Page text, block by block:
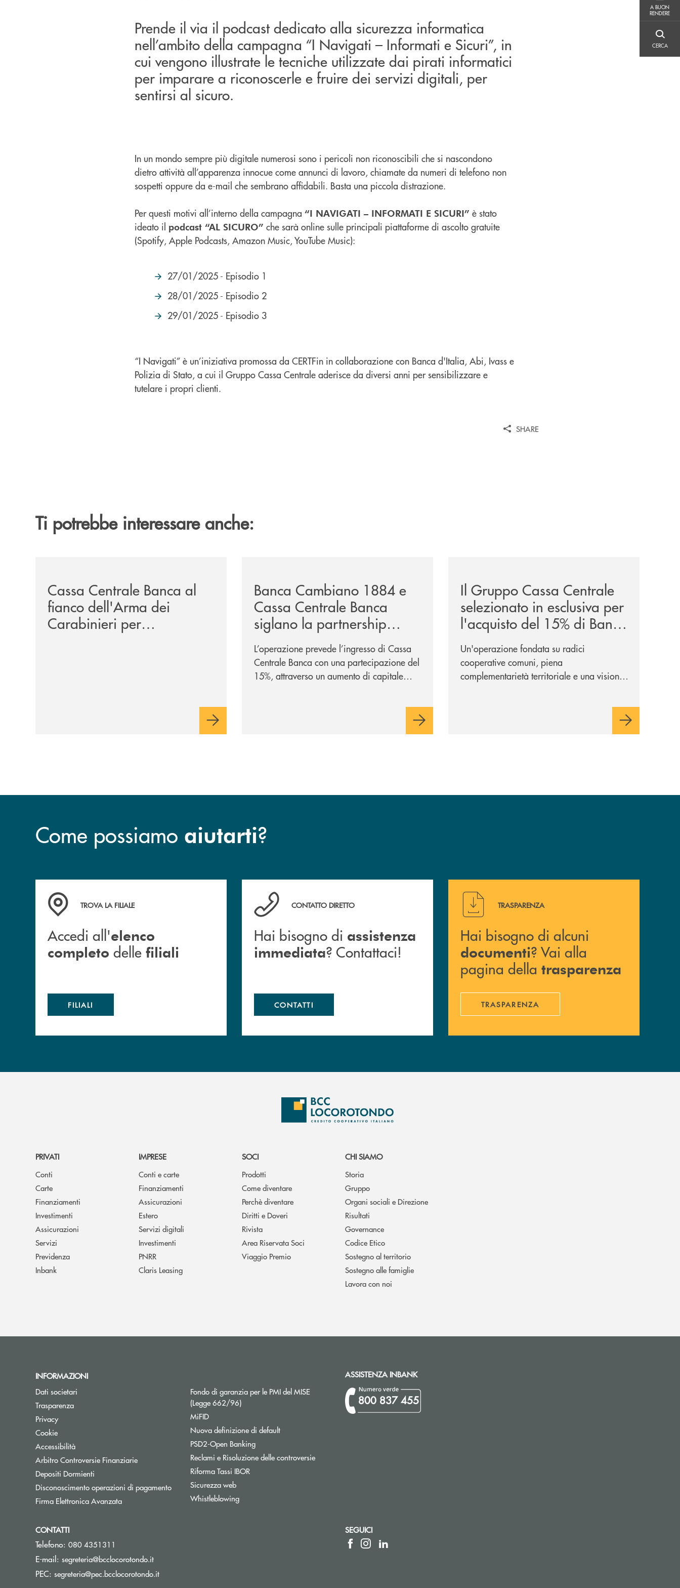
A BUON
RENDERE
CERCA
Prende il via il podcast dedicato alla sicurezza informatica
nell’ambito della campagna “I Navigati – Informati e Sicuri”, in
cui vengono illustrate le tecniche utilizzate dai pirati informatici
per imparare a riconoscerle e fruire dei servizi digitali, per
sentirsi al sicuro.
In un mondo sempre più digitale numerosi sono i pericoli non riconoscibili che si nascondono
dietro attività all’apparenza innocue come annunci di lavoro, chiamate da numeri di telefono non
sospetti oppure da e-mail che sembrano affidabili. Basta una piccola distrazione.
Per questi motivi all’interno della campagna “I NAVIGATI – INFORMATI E SICURI” è stato
ideato il podcast “AL SICURO” che sarà online sulle principali piattaforme di ascolto gratuite
(Spotify, Apple Podcasts, Amazon Music, YouTube Music):
27/01/2025 - Episodio 1
28/01/2025 - Episodio 2
29/01/2025 - Episodio 3
“I Navigati” è un’iniziativa promossa da CERTFin in collaborazione con Banca d'Italia, Abi, Ivass e
Polizia di Stato, a cui il Gruppo Cassa Centrale aderisce da diversi anni per sensibilizzare e
tutelare i propri clienti.
SHARE
Ti potrebbe interessare anche:
Cassa Centrale Banca al
fianco dell'Arma dei
Carabinieri per
sensibilizzare in materia di
Banca Cambiano 1884 e
Cassa Centrale Banca
siglano la partnership
strategica
L’operazione prevede l’ingresso di Cassa
Centrale Banca con una partecipazione del
15%, attraverso un aumento di capitale
sulla condivisione di valori comuni e sulla
prossimità ai territori, per ampliare l’offerta
Il Gruppo Cassa Centrale
selezionato in esclusiva per
l'acquisto del 15% di Banca
Cambiano 1884
Un'operazione fondata su radici
cooperative comuni, piena
complementarietà territoriale e una visione
Come possiamo aiutarti?
Accedi all' elenco completo delle filiali
TROVA LA FILIALE
Accedi all'elenco
completo delle filiali
FILIALI
Hai bisogno di assistenza immediata ? Contattaci!
CONTATTO DIRETTO
Hai bisogno di assistenza
immediata? Contattaci!
CONTATTI
Hai bisogno di alcuni documenti ? Vai alla pagina della
TRASPARENZA
Hai bisogno di alcuni
documenti? Vai alla
pagina della trasparenza
TRASPARENZA
PRIVATI
Conti
Carte
Finanziamenti
Investimenti
Assicurazioni
Servizi
Previdenza
Inbank
IMPRESE
Conti e carte
Finanziamenti
Assicurazioni
Estero
Servizi digitali
Investimenti
PNRR
Claris Leasing
SOCI
Prodotti
Come diventare
Perchè diventare
Diritti e Doveri
Rivista
Area Riservata Soci
Viaggio Premio
CHI SIAMO
Storia
Gruppo
Organi sociali e Direzione
Risultati
Governance
Codice Etico
Sostegno al territorio
Sostegno alle famiglie
Lavora con noi
INFORMAZIONI
Dati societari
Trasparenza
Privacy
Cookie
Accessibilità
Arbitro Controversie FinanziarieApre una nuova finestra
Depositi Dormienti
Disconoscimento operazioni di pagamento
Firma Elettronica Avanzata
Fondo di garanzia per le PMI del MISE
(Legge 662/96)Apre una nuova finestra
MiFID
Nuova definizione di default
PSD2-Open BankingApre una nuova finestra
Reclami e Risoluzione delle controversie
Riforma Tassi IBOR
Sicurezza web
Whistleblowing
ASSISTENZA INBANK
800 837 455
CONTATTI
Telefono: 080 4351311
E-mail: segreteria@bcclocorotondo.it(si apre l’app di posta elettronica)
PEC: segreteria@pec.bcclocorotondo.it(si apre l’app di posta elettronica)
SEGUICI